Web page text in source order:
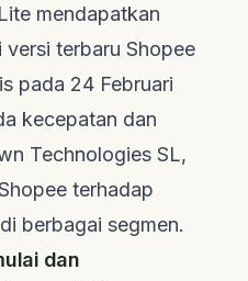
mendapatkan
terbaru Shopee
pada 24 Februari
kecepatan dan
Technologies SL,
terhadap
berbagai segmen.
dan